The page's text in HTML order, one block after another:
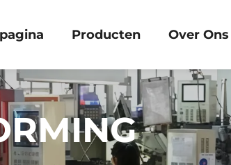
Producten Over Ons